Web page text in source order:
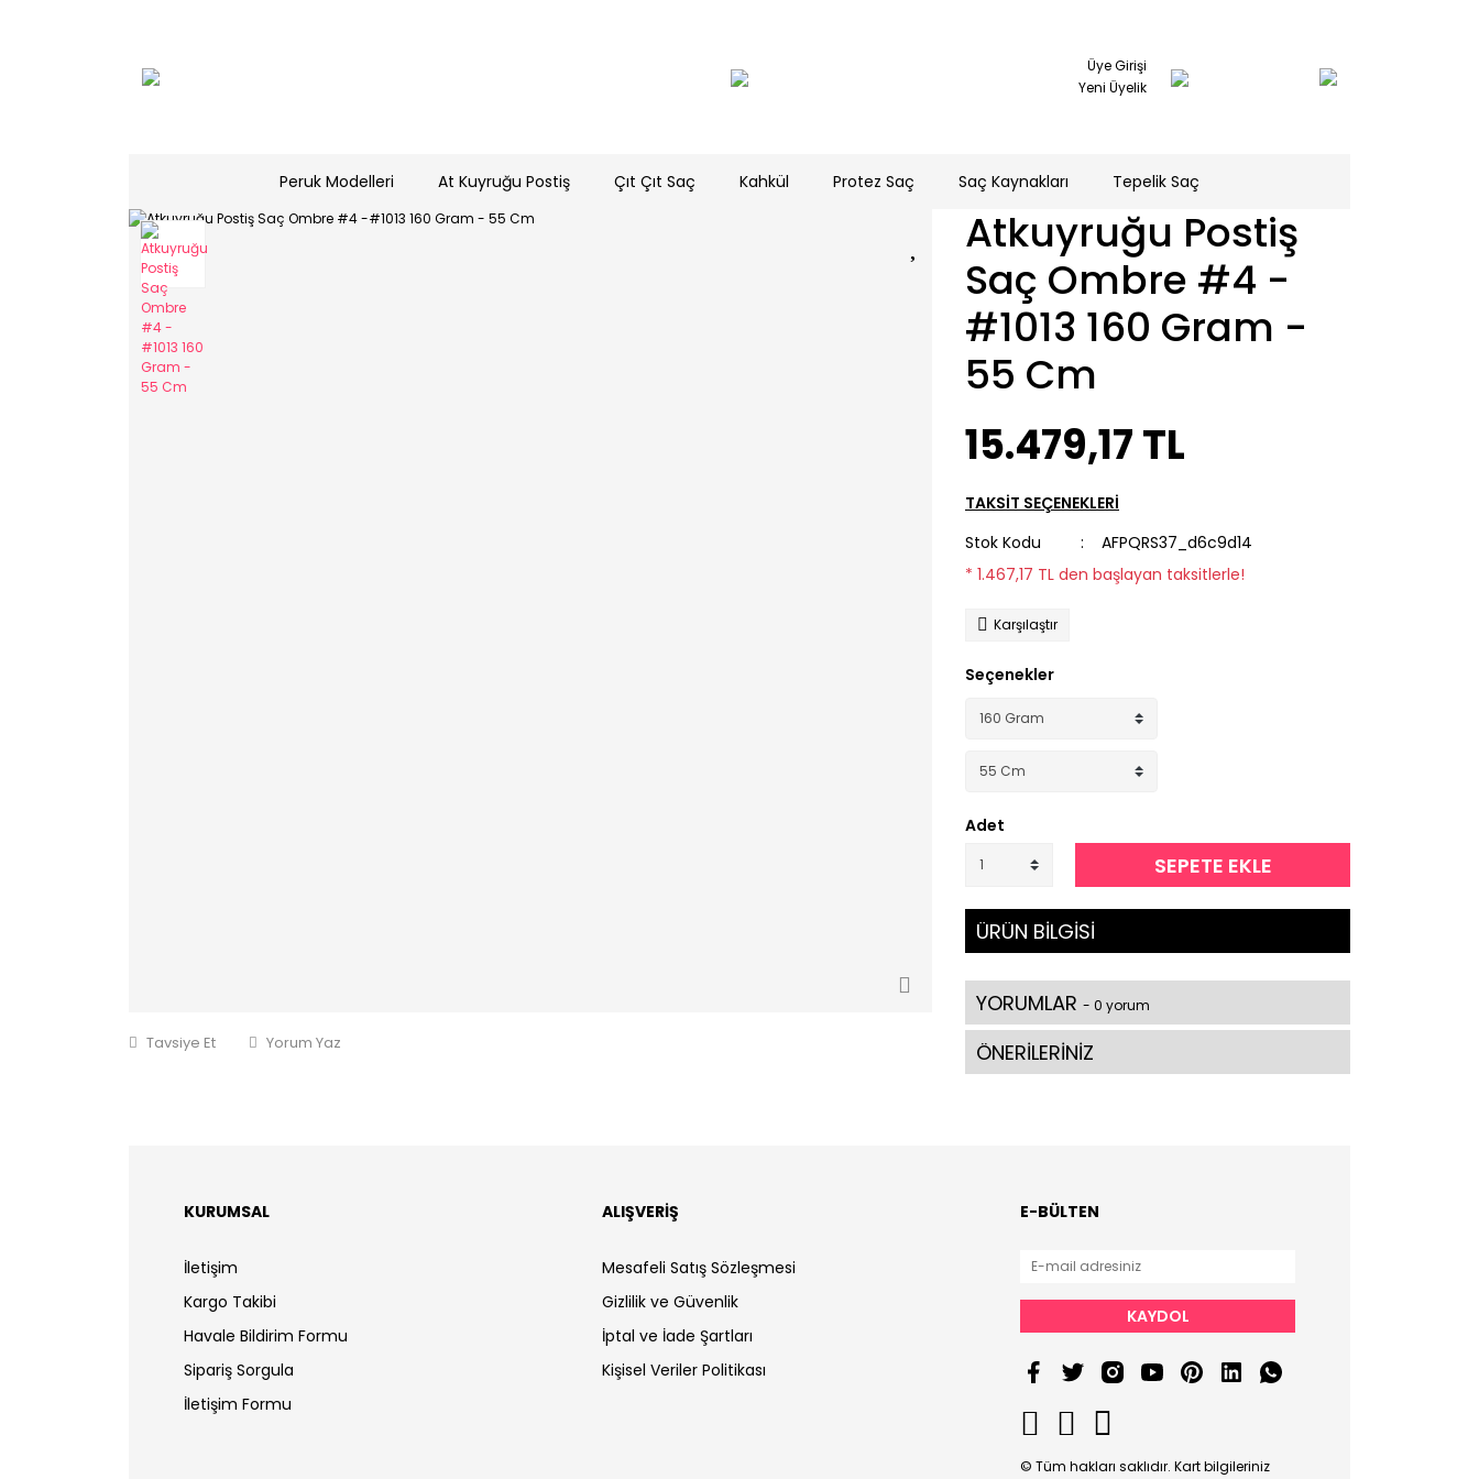
Üye Girişi
Yeni Üyelik
Peruk Modelleri At Kuyruğu Postiş Çıt Çıt Saç Kahkül Protez Saç Saç Kaynakları Tepelik Saç
Tavsiye Et Yorum Yaz
Atkuyruğu Postiş
Saç Ombre #4 -
#1013 160 Gram -
55 Cm
15.479,17 TL
TAKSİT SEÇENEKLERİ
Stok Kodu
AFPQRS37_d6c9d14
* 1.467,17 TL den başlayan taksitlerle!
Karşılaştır
Seçenekler
Adet
SEPETE EKLE
ÜRÜN BİLGİSİ
YORUMLAR - 0 yorum
ÖNERİLERİNİZ
KURUMSAL
İletişim
Kargo Takibi
Havale Bildirim Formu
Sipariş Sorgula
İletişim Formu
ALIŞVERİŞ
Mesafeli Satış Sözleşmesi
Gizlilik ve Güvenlik
İptal ve İade Şartları
Kişisel Veriler Politikası
E-BÜLTEN
KAYDOL
© Tüm hakları saklıdır. Kart bilgileriniz